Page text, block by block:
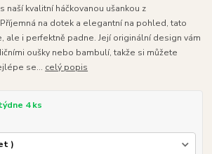
naší kvalitní háčkovanou ušankou z
na dotek a elegantní na pohled, tato
ale i perfektně padne. Její originální design vám
oušky nebo bambulí, takže si můžete
se... celý popis
4 ks